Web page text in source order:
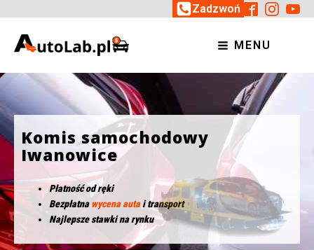
Zadzwoń
MENU
Komis samochodowy
Iwanowice
Płatność od ręki
Bezpłatnawycena autai transport
Najlepsze stawki na rynku